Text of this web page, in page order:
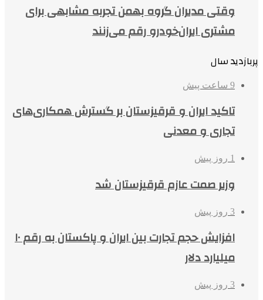
وقتی مدیران گروه بهمن تجربه مشابهی برای
مشتری ایران‌خودرو رقم می‌زنند
پربازدید سال
9 ساعت پیش
تاکید ایران و قرقیزستان بر گسترش همکاری‌های
تجاری و معدنی
1 روز پیش
وزیر صمت عازم قرقیزستان شد
3 روز پیش
افزایش حجم تجارت بین ایران و پاکستان به رقم ۱۰
میلیارد دلار
3 روز پیش